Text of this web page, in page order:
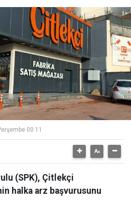
00:11
(SPK), Çitlekçi
halka arz başvurusunu